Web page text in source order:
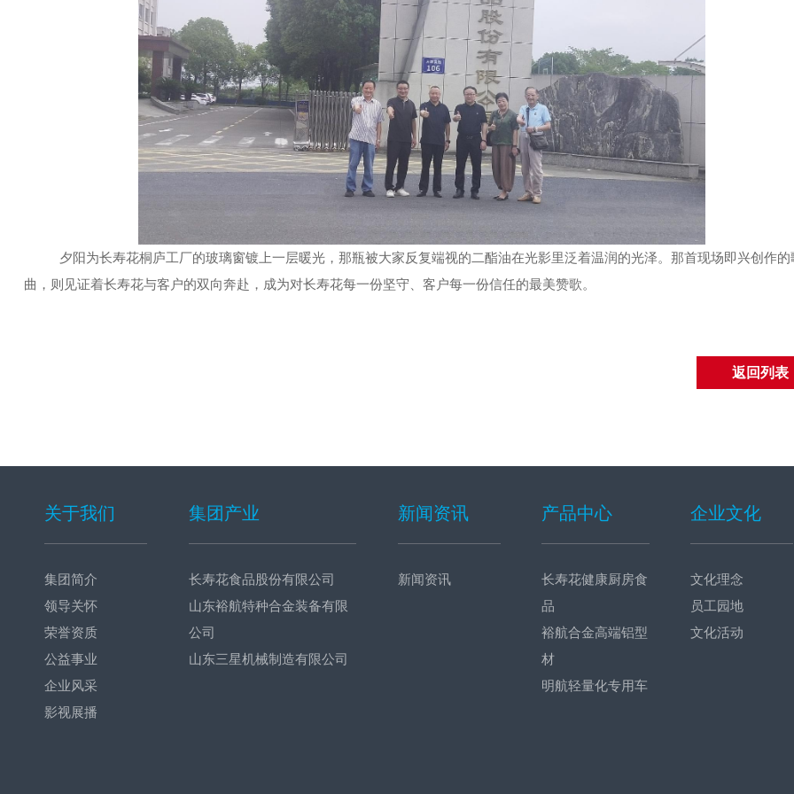
夕阳为长寿花桐庐工厂的玻璃窗镀上一层暖光，那瓶被大家反复端视的二酯油在光影里泛着温润的光泽。那首现场即兴创作的
曲，则见证着长寿花与客户的双向奔赴，成为对长寿花每一份坚守、客户每一份信任的最美赞歌。
返回列表
关于我们
集团简介
领导关怀
荣誉资质
公益事业
企业风采
影视展播
集团产业
长寿花食品股份有限公司
山东裕航特种合金装备有限
公司
山东三星机械制造有限公司
新闻资讯
新闻资讯
产品中心
长寿花健康厨房食
品
裕航合金高端铝型
材
明航轻量化专用车
企业文化
文化理念
员工园地
文化活动